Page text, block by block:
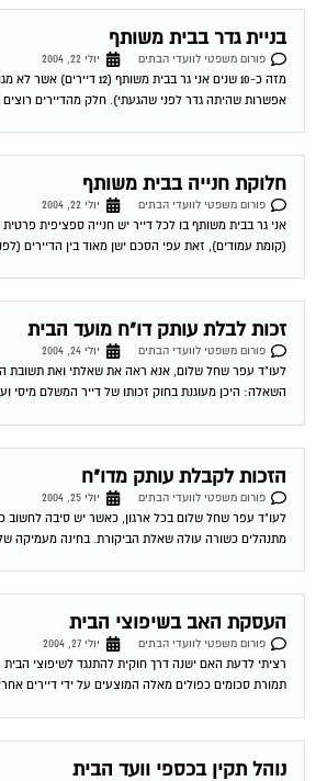
בניית גדר בבית משותף
פורום משפטי לוועדי הבתים
יולי 22, 2004
מזה כ-10 שנים אני גר בבית משותף
אפשרות שהיתה גדר לפני שהגעתי). חלק מהדיירים רוצים
חלוקת חנייה בבית משותף
פורום משפטי לוועדי הבתים
יולי 22, 2004
אני גר בבית משותף בו לכל דייר יש חנייה ספציפית
(קומת עמודים), זאת עפי הסכם ישן מאוד בין הדיירים
זכות לבלת עותק דו"ח מועד הבית
פורום משפטי לוועדי הבתים
יולי 24, 2004
לעו"ד עפר שחל שלום, אנא ראה את שאלתי ואת תשובת
השאלה: היכן מעוגנת בחוק זכותו של דייר המשלם מיסי
הזכות לקבלת עותק מדו"ח
פורום משפטי לוועדי הבתים
יולי 25, 2004
לעו"ד עפר שחל שלום בכל ארגון, כאשר יש סיבה לחשוב כי
מתנהלים כשורה עולה שאלת הביקורת. בחינה מעמיקה
העסקת האב בשיפוצי הבית
פורום משפטי לוועדי הבתים
יולי 27, 2004
רציתי לדעת האם ישנה דרך חוקית להתנגד לשיפוצי הבית
תמורת סכומים כפולים מאלה המוצעים על ידי דיירים
נוהל תקין בכספי וועד הבית